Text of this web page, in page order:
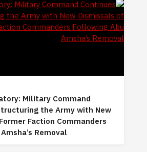
Military Command
the Army with New
Faction Commanders
Removal